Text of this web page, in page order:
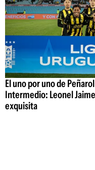
El uno por uno de
Intermedio: Leonel
exquisita